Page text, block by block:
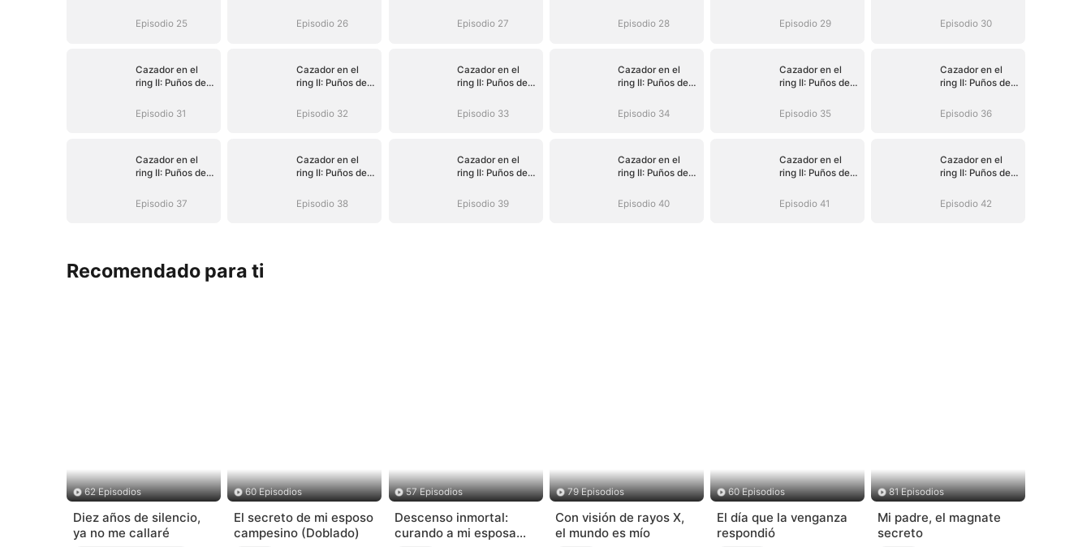
Episodio 25
Episodio 26
Episodio 27
Episodio 28
Episodio 29
Episodio 30
Cazador en el
ring II: Puños de
Episodio 31
Cazador en el
ring II: Puños de
Episodio 32
Cazador en el
ring II: Puños de
Episodio 33
Cazador en el
ring II: Puños de
Episodio 34
Cazador en el
ring II: Puños de
Episodio 35
Cazador en el
ring II: Puños de
Episodio 36
Cazador en el
ring II: Puños de
Episodio 37
Cazador en el
ring II: Puños de
Episodio 38
Cazador en el
ring II: Puños de
Episodio 39
Cazador en el
ring II: Puños de
Episodio 40
Cazador en el
ring II: Puños de
Episodio 41
Cazador en el
ring II: Puños de
Episodio 42
Recomendado para ti
62 Episodios
Diez años de silencio,
ya no me callaré
60 Episodios
El secreto de mi esposo
campesino (Doblado)
57 Episodios
Descenso inmortal:
curando a mi esposa
79 Episodios
Con visión de rayos X,
el mundo es mío
60 Episodios
El día que la venganza
respondió
81 Episodios
Mi padre, el magnate
secreto